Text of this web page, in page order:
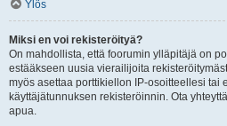
Ylös
Miksi en voi rekisteröityä?
On mahdollista, että foorumin ylläpitäjä on
estääkseen uusia vierailijoita
myös asettaa porttikiellon IP-osoitteellesi tai
käyttäjätunnuksen rekisteröinnin. Ota
apua.